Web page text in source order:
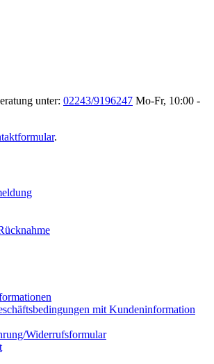
unter: 02243/9196247 Mo-Fr, 10:00 -
.
mit Kundeninformation
Widerrufsformular